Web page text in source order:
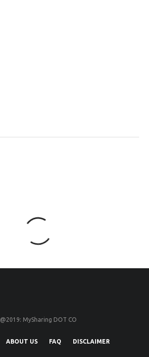
@2019: MySharing DOT CO
ABOUT US FAQ DISCLAIMER